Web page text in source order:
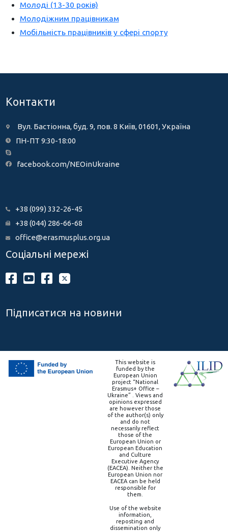
Молоді (13-30 років)
Молодіжним працівникам
Мобільність працівників у сфері спорту
Контакти
Вул. Бастіонна, буд. 9, пов. 8 Київ, 01601, Україна
ПН-ПТ 9:30-18:00
facebook.com/NEOinUkraine
+38 (099) 332-26-45
+38 (044) 286-66-68
office@erasmusplus.org.ua
Соціальні мережі
Підписатися на новини
This website is
funded by the
European Union
project “National
Erasmus+ Office –
Ukraine” . Views and
opinions expressed
are however those
of the author(s) only
and do not
necessarily reflect
those of the
European Union or
European Education
and Culture
Executive Agency
(EACEA). Neither the
European Union nor
EACEA can be held
responsible for
them.
Use of the website
information,
reposting and
dissemination only